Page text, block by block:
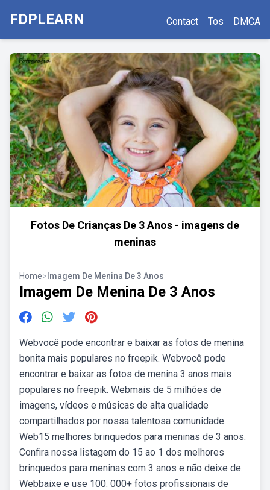
FDPLEARN Contact Tos DMCA
Fotos De Crianças De 3 Anos - imagens de
meninas
Home> Imagem De Menina De 3 Anos
Imagem De Menina De 3 Anos
Webvocê pode encontrar e baixar as fotos de menina
bonita mais populares no freepik. Webvocê pode
encontrar e baixar as fotos de menina 3 anos mais
populares no freepik. Webmais de 5 milhões de
imagens, vídeos e músicas de alta qualidade
compartilhados por nossa talentosa comunidade.
Web15 melhores brinquedos para meninas de 3 anos.
Confira nossa listagem do 15 ao 1 dos melhores
brinquedos para meninas com 3 anos e não deixe de.
Webbaixe e use 100. 000+ fotos profissionais de